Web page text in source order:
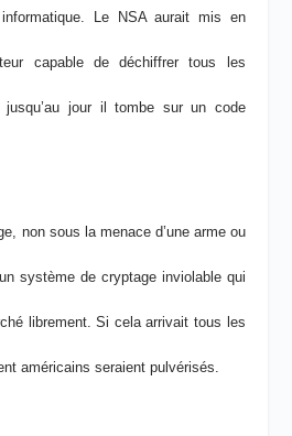
Le NSA aurait mis en
capable de déchiffrer tous les
jour il tombe sur un code
non sous la menace d’une arme ou
système de cryptage inviolable qui
librement. Si cela arrivait tous les
américains seraient pulvérisés.